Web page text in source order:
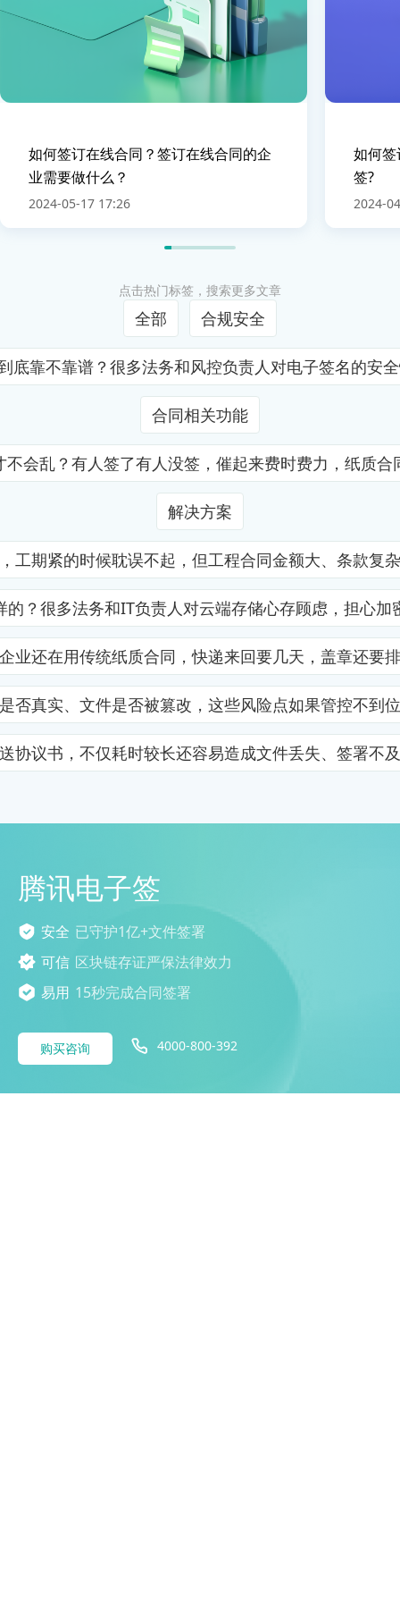
如何签订在线合同？签订在线合同的企
业需要做什么？
2024-05-17 17:26
如何
签?
2024-
点击热门标签，搜索更多文章
全部 合规安全
靠不靠谱？很多法务和风控负责人对电子签名的
合同相关功能
会乱？有人签了有人没签，催起来费时费力，纸质
解决方案
期紧的时候耽误不起，但工程合同金额大、条款
很多法务和IT负责人对云端存储心存顾虑，担
还在用传统纸质合同，快递来回要几天，盖章还
真实、文件是否被篡改，这些风险点如果管控不
议书，不仅耗时较长还容易造成文件丢失、签署
腾讯电子签
安全 已守护1亿+文件签署
可信 区块链存证严保法律效力
易用 15秒完成合同签署
购买咨询 4000-800-392